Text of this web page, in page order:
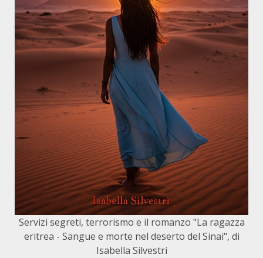
Servizi segreti, terrorismo e il romanzo "La ragazza
eritrea - Sangue e morte nel deserto del Sinai", di
Isabella Silvestri